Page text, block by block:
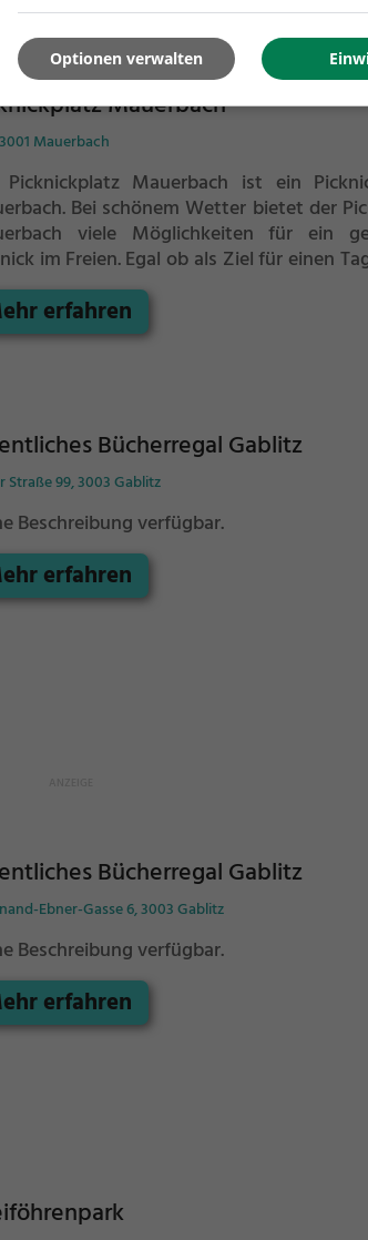
Mauerbach
3001 Mauerbach
Picknickplatz Mauerbach ist ein
Bei schönem Wetter bietet der
viele Möglichkeiten für ein
im Freien.Egal ob als Ziel für einen
als kurze Pause zwischendurch, der
ist der perfekte Ort, um die
und ein leckeres Essen unter
erfahren
Bücherregal Gablitz
Straße 99, 3003 Gablitz
Beschreibung verfügbar.
erfahren
Bücherregal Gablitz
Ebner-Gasse 6, 3003 Gablitz
Beschreibung verfügbar.
erfahren
Optionen verwalten